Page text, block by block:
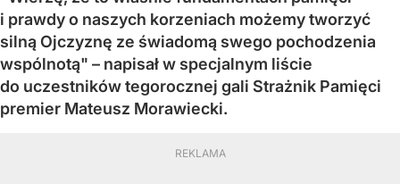
i prawdy o naszych korzeniach możemy tworzyć
silną Ojczyznę ze świadomą swego pochodzenia
wspólnotą" – napisał w specjalnym liście
do uczestników tegorocznej gali Strażnik Pamięci
premier Mateusz Morawiecki.